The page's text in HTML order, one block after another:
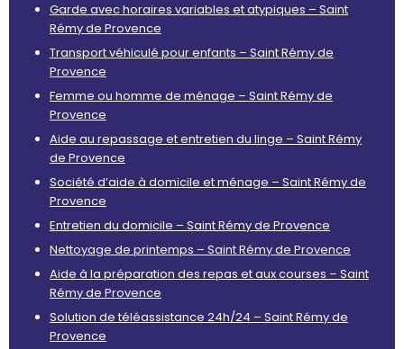
Garde avec horaires variables et atypiques – Saint
Rémy de Provence
Transport véhiculé pour enfants – Saint Rémy de
Provence
Femme ou homme de ménage – Saint Rémy de
Provence
Aide au repassage et entretien du linge – Saint Rémy
de Provence
Société d’aide à domicile et ménage – Saint Rémy de
Provence
Entretien du domicile – Saint Rémy de Provence
Nettoyage de printemps – Saint Rémy de Provence
Aide à la préparation des repas et aux courses – Saint
Rémy de Provence
Solution de téléassistance 24h/24 – Saint Rémy de
Provence